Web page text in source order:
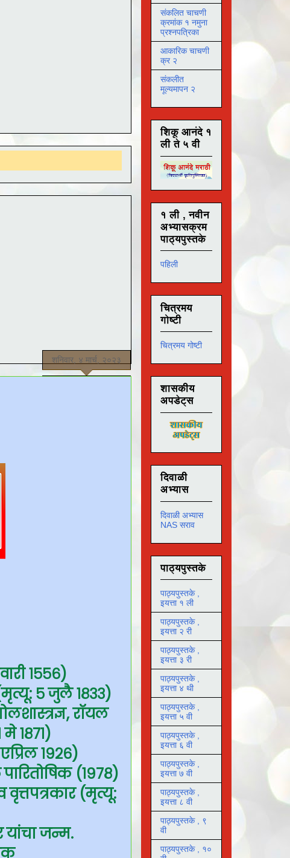
शनिवार, ४ मार्च, २०२३
१५५६)
५ जुलै १८३३)
रॉयल
१८७१)
१९२६)
पारितोषिक (१९७८)
(मृत्यू:
यांचा जन्म.
संकलित चाचणी
क्रमांक १ नमुना
प्रश्नपत्रिका
आकारिक चाचणी
क्र २
संकलीत
मूल्यमापन २
शिकू आनंदे १
ली ते ५ वी
१ ली , नवीन
अभ्यासक्रम
पाठ्यपुस्तके
पहिली
चित्रमय
गोष्टी
चित्रमय गोष्टी
शासकीय
अपडेट्स
दिवाळी
अभ्यास
दिवाळी अभ्यास
NAS सराव
पाठ्यपुस्तके
पाठ्यपुस्तके ,
इयत्ता १ ली
पाठ्यपुस्तके ,
इयत्ता २ री
पाठ्यपुस्तके ,
इयत्ता ३ री
पाठ्यपुस्तके ,
इयत्ता ४ थी
पाठ्यपुस्तके ,
इयत्ता ५ वी
पाठ्यपुस्तके ,
इयत्ता ६ वी
पाठ्यपुस्तके ,
इयत्ता ७ वी
पाठ्यपुस्तके ,
इयत्ता ८ वी
पाठ्यपुस्तके , ९
वी
पाठ्यपुस्तके , १०